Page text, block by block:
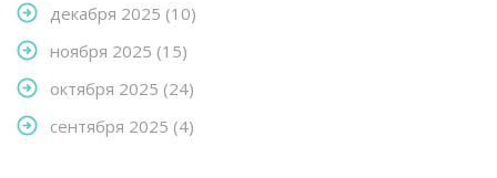
декабря 2025 (10)
ноября 2025 (15)
октября 2025 (24)
сентября 2025 (4)